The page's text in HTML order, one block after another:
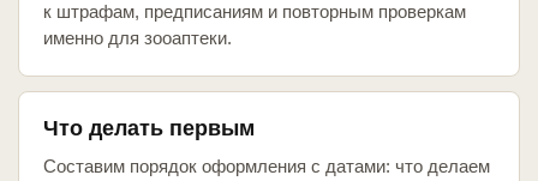
к штрафам, предписаниям и повторным проверкам
именно для зооаптеки.
Что делать первым
Составим порядок оформления с датами: что делаем